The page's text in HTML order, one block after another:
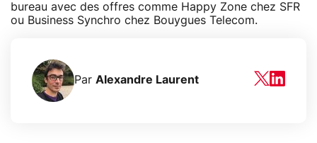
bureau avec des offres comme Happy Zone chez SFR
ou Business Synchro chez Bouygues Telecom.
Par Alexandre Laurent